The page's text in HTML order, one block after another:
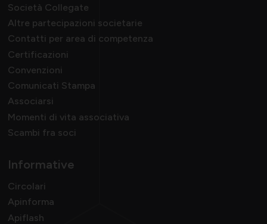
Società Collegate
Altre partecipazioni societarie
Contatti per area di competenza
Certificazioni
Convenzioni
Comunicati Stampa
Associarsi
Momenti di vita associativa
Scambi fra soci
Informative
Circolari
Apinforma
Apiflash